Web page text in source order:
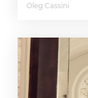
Oleg Cassini